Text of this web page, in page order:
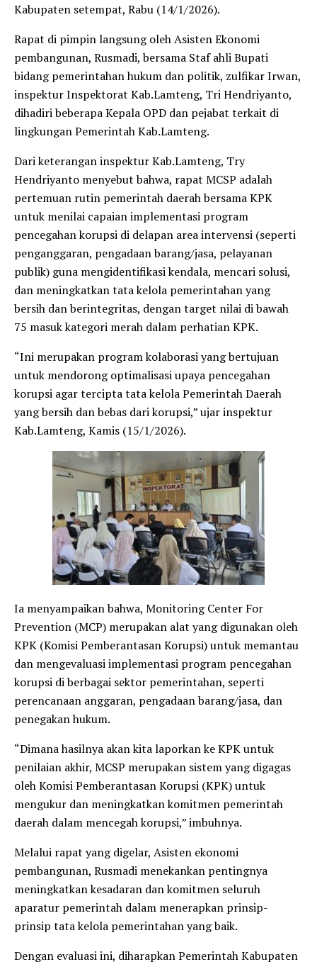
Kabupaten setempat, Rabu (14/1/2026).
Rapat di pimpin langsung oleh Asisten Ekonomi
pembangunan, Rusmadi, bersama Staf ahli Bupati
bidang pemerintahan hukum dan politik, zulfikar Irwan,
inspektur Inspektorat Kab.Lamteng, Tri Hendriyanto,
dihadiri beberapa Kepala OPD dan pejabat terkait di
lingkungan Pemerintah Kab.Lamteng.
Dari keterangan inspektur Kab.Lamteng, Try
Hendriyanto menyebut bahwa, rapat MCSP adalah
pertemuan rutin pemerintah daerah bersama KPK
untuk menilai capaian implementasi program
pencegahan korupsi di delapan area intervensi (seperti
penganggaran, pengadaan barang/jasa, pelayanan
publik) guna mengidentifikasi kendala, mencari solusi,
dan meningkatkan tata kelola pemerintahan yang
bersih dan berintegritas, dengan target nilai di bawah
75 masuk kategori merah dalam perhatian KPK.
“Ini merupakan program kolaborasi yang bertujuan
untuk mendorong optimalisasi upaya pencegahan
korupsi agar tercipta tata kelola Pemerintah Daerah
yang bersih dan bebas dari korupsi,” ujar inspektur
Kab.Lamteng, Kamis (15/1/2026).
Ia menyampaikan bahwa, Monitoring Center For
Prevention (MCP) merupakan alat yang digunakan oleh
KPK (Komisi Pemberantasan Korupsi) untuk memantau
dan mengevaluasi implementasi program pencegahan
korupsi di berbagai sektor pemerintahan, seperti
perencanaan anggaran, pengadaan barang/jasa, dan
penegakan hukum.
“Dimana hasilnya akan kita laporkan ke KPK untuk
penilaian akhir, MCSP merupakan sistem yang digagas
oleh Komisi Pemberantasan Korupsi (KPK) untuk
mengukur dan meningkatkan komitmen pemerintah
daerah dalam mencegah korupsi,” imbuhnya.
Melalui rapat yang digelar, Asisten ekonomi
pembangunan, Rusmadi menekankan pentingnya
meningkatkan kesadaran dan komitmen seluruh
aparatur pemerintah dalam menerapkan prinsip-
prinsip tata kelola pemerintahan yang baik.
Dengan evaluasi ini, diharapkan Pemerintah Kabupaten